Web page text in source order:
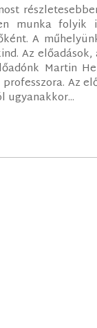
munka folyik
A
Az
Martin
Az
ugyanakkor...